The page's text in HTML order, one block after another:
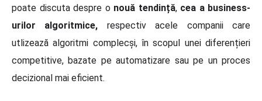
poate discuta despre o nouă tendință, cea a business-
urilor algoritmice, respectiv acele companii care
utlizează algoritmi complecși, în scopul unei diferențieri
competitive, bazate pe automatizare sau pe un proces
decizional mai eficient.